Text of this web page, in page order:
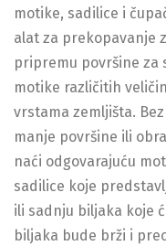
motike, sadilice i
alat za prekopavanje
pripremu površine za
motike različitih
vrstama zemljišta.
manje površine ili
naći odgovarajuću
sadilice koje
ili sadnju biljaka koje
biljaka bude brži i